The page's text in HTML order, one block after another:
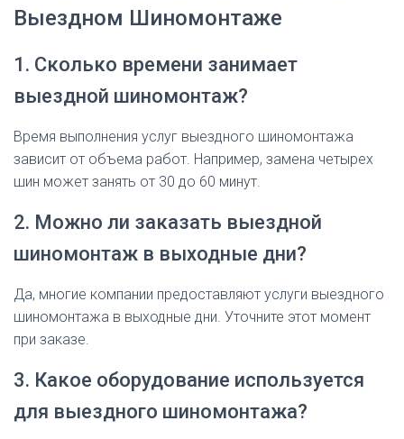
Выездном Шиномонтаже
1. Сколько времени занимает
выездной шиномонтаж?
Время выполнения услуг выездного шиномонтажа
зависит от объема работ. Например, замена четырех
шин может занять от 30 до 60 минут.
2. Можно ли заказать выездной
шиномонтаж в выходные дни?
Да, многие компании предоставляют услуги выездного
шиномонтажа в выходные дни. Уточните этот момент
при заказе.
3. Какое оборудование используется
для выездного шиномонтажа?